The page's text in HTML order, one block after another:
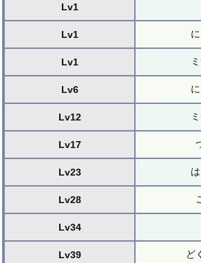
Lv1
Lv1
Lv1
Lv6
Lv12
Lv17
Lv23
Lv28
Lv34
Lv39 ど